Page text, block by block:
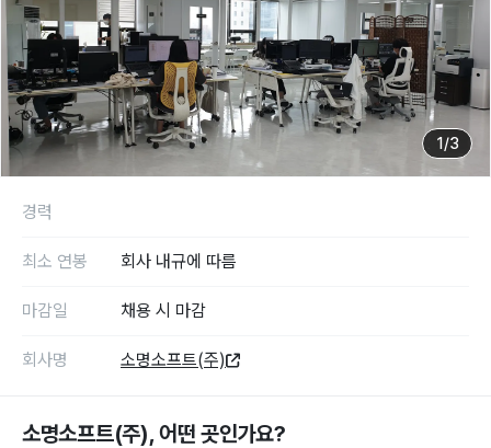
1 /3
소명소프트(주), 어떤 곳인가요?
경력
최소 연봉 회사 내규에 따름
마감일 채용 시 마감
회사명 소명소프트(주)